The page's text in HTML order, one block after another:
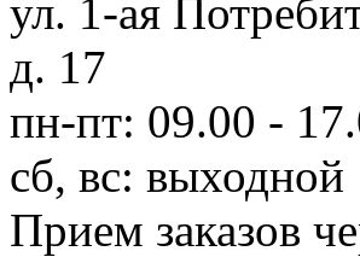
ул. 1-ая
д. 17
пн-пт: 09.00 -
сб, вс: выходной
Прием заказов